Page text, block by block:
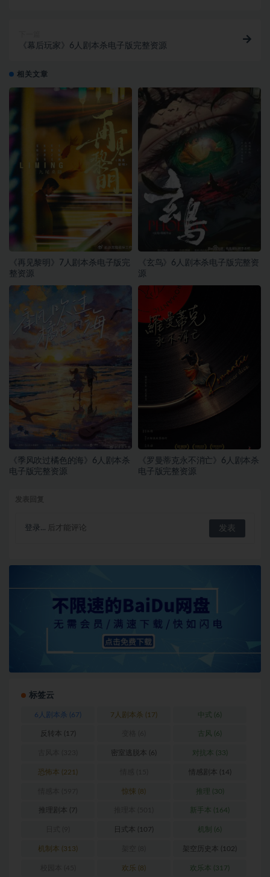
《幕后玩家》6人剧本杀电子版完整资源
相关文章
《再见黎明》7人剧本杀电子版完
整资源
《玄鸟》6人剧本杀电子版完整资
源
《季风吹过橘色的海》6人剧本杀
电子版完整资源
《罗曼蒂克永不消亡》6人剧本杀
电子版完整资源
登录... 后才能评论
标签云
6人剧本杀 (67) 7人剧本杀 (17) 中式 (6)
反转本 (17) 古风 (6)
密室逃脱本 (6) 对抗本 (33)
恐怖本 (221) 情感剧本 (14)
惊悚 (8) 推理 (30)
推理剧本 (7) 新手本 (164)
日式本 (107) 机制 (6)
机制本 (313) 架空历史本 (102)
欢乐 (8) 欢乐本 (317)